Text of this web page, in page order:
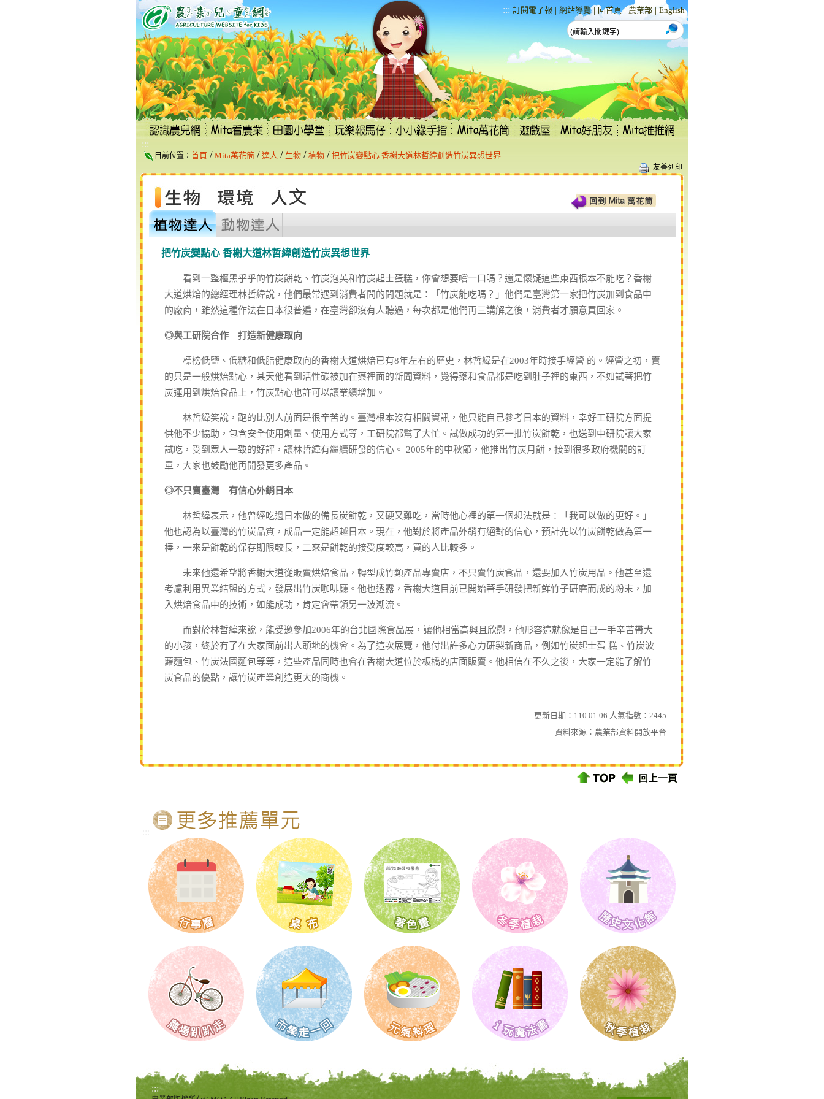
跳
到
主
要
內
容
區
塊
::: 訂閱電子報 | 網站導覽 | 回首頁 | 農業部 | English
:::
目前位置： 首頁 / Mita萬花筒 / 達人 / 生物 / 植物 / 把竹炭變點心 香榭大道林哲緯創造竹炭異想世界
友善列印
把竹炭變點心 香榭大道林哲緯創造竹炭異想世界
看到一整櫃黑乎乎的竹炭餅乾、竹炭泡芙和竹炭起士蛋糕，你會想要嚐一口嗎？還是懷疑這些東西根本不能吃？香榭
大道烘焙的總經理林哲緯說，他們最常遇到消費者問的問題就是：「竹炭能吃嗎？」他們是臺灣第一家把竹炭加到食品中
的廠商，雖然這種作法在日本很普遍，在臺灣卻沒有人聽過，每次都是他們再三講解之後，消費者才願意買回家。
◎與工研院合作 打造新健康取向
標榜低鹽、低糖和低脂健康取向的香榭大道烘焙已有8年左右的歷史，林哲緯是在2003年時接手經營 的。經營之初，賣
的只是一般烘焙點心，某天他看到活性碳被加在藥裡面的新聞資料，覺得藥和食品都是吃到肚子裡的東西，不如試著把竹
炭運用到烘焙食品上，竹炭點心也許可以讓業績增加。
林哲緯笑說，跑的比別人前面是很辛苦的。臺灣根本沒有相關資訊，他只能自己參考日本的資料，幸好工研院方面提
供他不少協助，包含安全使用劑量、使用方式等，工研院都幫了大忙。試做成功的第一批竹炭餅乾，也送到中研院讓大家
試吃，受到眾人一致的好評，讓林哲緯有繼續研發的信心。 2005年的中秋節，他推出竹炭月餅，接到很多政府機關的訂
單，大家也鼓勵他再開發更多產品。
◎不只賣臺灣 有信心外銷日本
林哲緯表示，他曾經吃過日本做的備長炭餅乾，又硬又難吃，當時他心裡的第一個想法就是：「我可以做的更好。」
他也認為以臺灣的竹炭品質，成品一定能超越日本。現在，他對於將產品外銷有絕對的信心，預計先以竹炭餅乾做為第一
棒，一來是餅乾的保存期限較長，二來是餅乾的接受度較高，買的人比較多。
未來他還希望將香榭大道從販賣烘焙食品，轉型成竹類產品專賣店，不只賣竹炭食品，還要加入竹炭用品。他甚至還
考慮利用異業結盟的方式，發展出竹炭咖啡廳。他也透露，香榭大道目前已開始著手研發把新鮮竹子研磨而成的粉末，加
入烘焙食品中的技術，如能成功，肯定會帶領另一波潮流。
而對於林哲緯來說，能受邀參加2006年的台北國際食品展，讓他相當高興且欣慰，他形容這就像是自己一手辛苦帶大
的小孩，終於有了在大家面前出人頭地的機會。為了這次展覽，他付出許多心力研製新商品，例如竹炭起士蛋 糕、竹炭波
蘿麵包、竹炭法國麵包等等，這些產品同時也會在香榭大道位於板橋的店面販賣。他相信在不久之後，大家一定能了解竹
炭食品的優點，讓竹炭產業創造更大的商機。
更新日期：110.01.06 人氣指數：2445
資料來源： 農業部資料開放平台
:::